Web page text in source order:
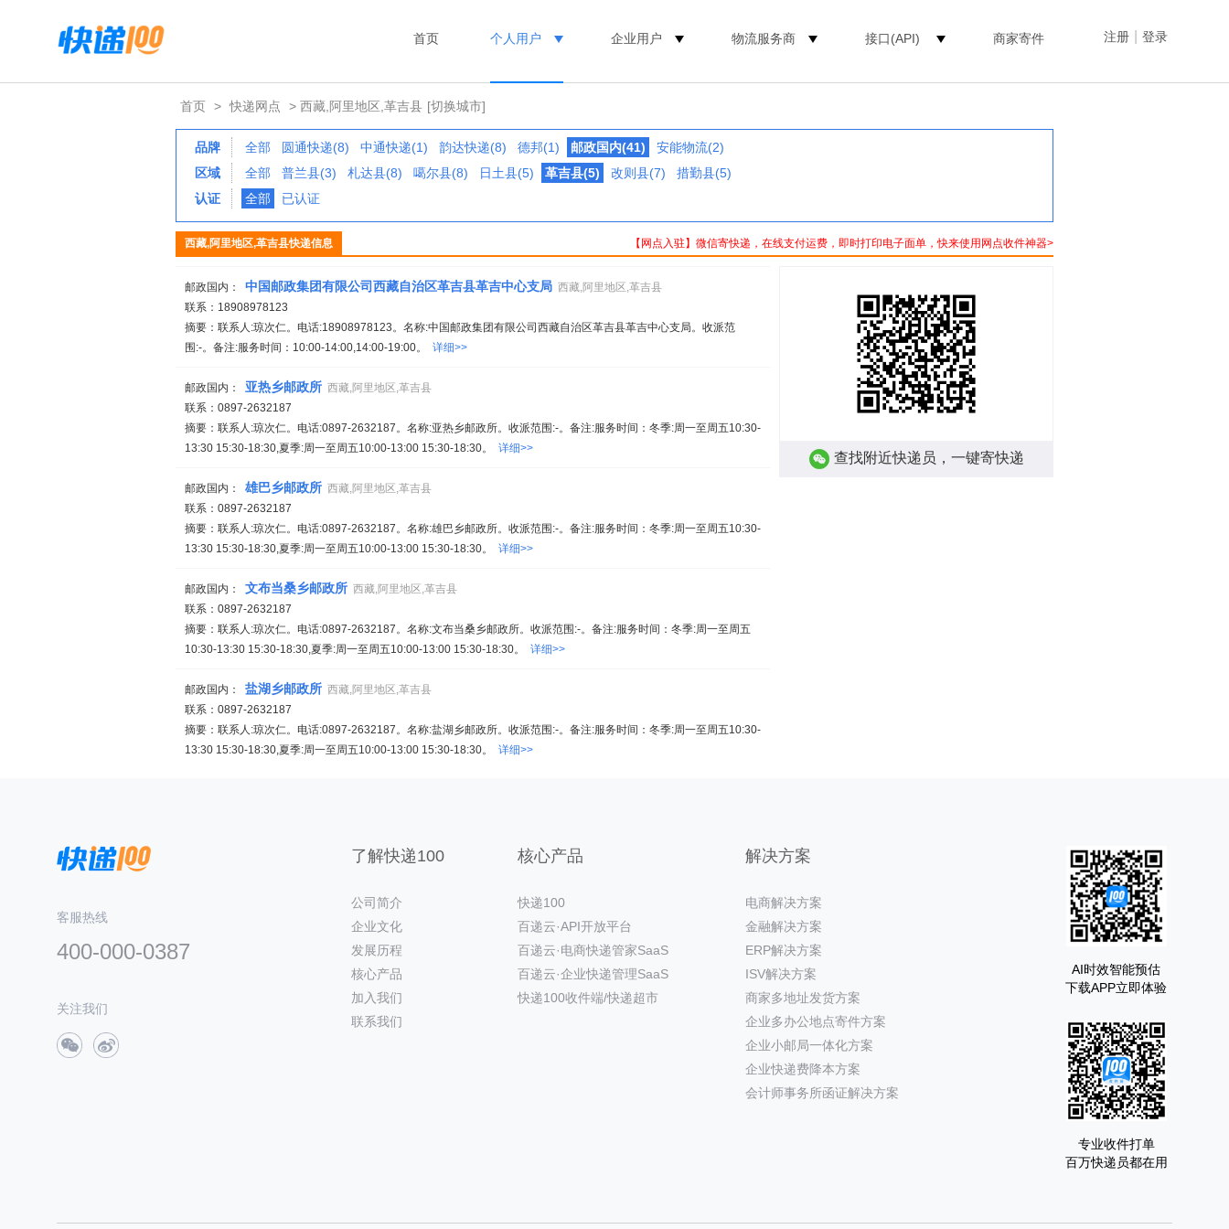
注册 登录
首页 个人用户 企业用户 物流服务商 接口(API) 商家寄件
首页 > 快递网点 > 西藏,阿里地区,革吉县 [切换城市]
品牌 全部 圆通快递(8) 中通快递(1) 韵达快递(8) 德邦(1) 邮政国内(41)
安能物流(2)
区域
全部 普兰县(3) 札达县(8) 噶尔县(8) 日土县(5) 革吉县(5) 改则县(7)
措勤县(5)
认证
全部 已认证
【网点入驻】微信寄快递，在线支付运费，即时打印电子面单，快来使用网点收件神器>
西藏,阿里地区,革吉县快递信息
邮政国内： 中国邮政集团有限公司西藏自治区革吉县革吉中心支局 西藏,阿里地区,革吉县
联系：18908978123
摘要：联系人:琼次仁。电话:18908978123。名称:中国邮政集团有限公司西藏自治区革吉县革吉中心支局。收派范
围:-。备注:服务时间：10:00-14:00,14:00-19:00。 详细>>
邮政国内： 亚热乡邮政所 西藏,阿里地区,革吉县
联系：0897-2632187
摘要：联系人:琼次仁。电话:0897-2632187。名称:亚热乡邮政所。收派范围:-。备注:服务时间：冬季:周一至周五10:30-
13:30 15:30-18:30,夏季:周一至周五10:00-13:00 15:30-18:30。 详细>>
邮政国内： 雄巴乡邮政所 西藏,阿里地区,革吉县
联系：0897-2632187
摘要：联系人:琼次仁。电话:0897-2632187。名称:雄巴乡邮政所。收派范围:-。备注:服务时间：冬季:周一至周五10:30-
13:30 15:30-18:30,夏季:周一至周五10:00-13:00 15:30-18:30。 详细>>
邮政国内： 文布当桑乡邮政所 西藏,阿里地区,革吉县
联系：0897-2632187
摘要：联系人:琼次仁。电话:0897-2632187。名称:文布当桑乡邮政所。收派范围:-。备注:服务时间：冬季:周一至周五
10:30-13:30 15:30-18:30,夏季:周一至周五10:00-13:00 15:30-18:30。 详细>>
邮政国内： 盐湖乡邮政所 西藏,阿里地区,革吉县
联系：0897-2632187
摘要：联系人:琼次仁。电话:0897-2632187。名称:盐湖乡邮政所。收派范围:-。备注:服务时间：冬季:周一至周五10:30-
13:30 15:30-18:30,夏季:周一至周五10:00-13:00 15:30-18:30。 详细>>
查找附近快递员，一键寄快递
客服热线
400-000-0387
关注我们
了解快递100
公司简介
企业文化
发展历程
核心产品
加入我们
联系我们
核心产品
快递100
百递云·API开放平台
百递云·电商快递管家SaaS
百递云·企业快递管理SaaS
快递100收件端/快递超市
解决方案
电商解决方案
金融解决方案
ERP解决方案
ISV解决方案
商家多地址发货方案
企业多办公地点寄件方案
企业小邮局一体化方案
企业快递费降本方案
会计师事务所函证解决方案
AI时效智能预估
下载APP立即体验
专业收件打单
百万快递员都在用